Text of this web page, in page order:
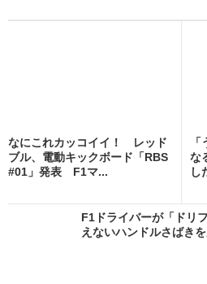
なにこれカッコイイ！ レッド
ブル、電動キックボード「RBS
#01」発表 F1マ...
な
し
F1ドライバーが「ドリ
えないハンドルさばき